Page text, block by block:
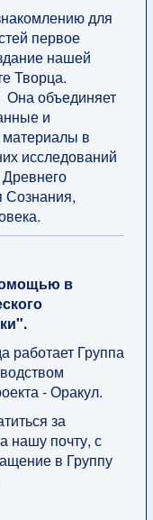
для
первое
нашей
Творца.
Она объединяет
и
в
исследований
Сознания,
в
работает Группа
- Оракул.
за
нашу почту, с
в Группу